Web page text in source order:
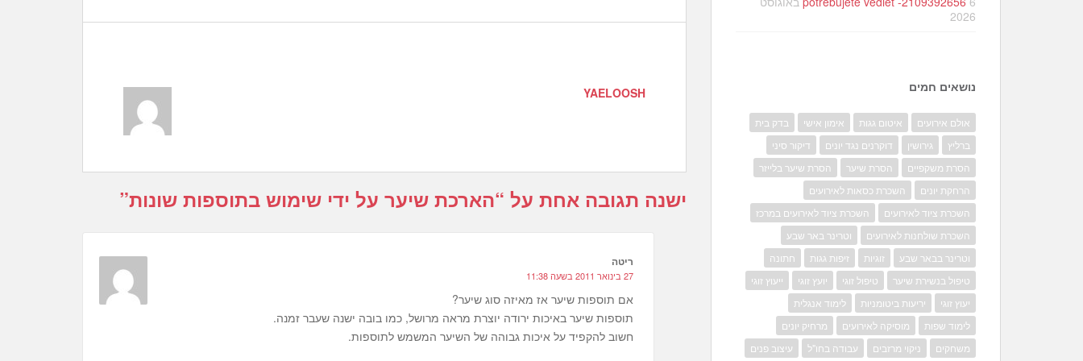
YAELOOSH
ישנה תגובה אחת על “הארכת שיער על ידי שימוש בתוספות שונות”
ריטה
27 בינואר 2011 בשעה 11:38
אם תוספות שיער אז מאיזה סוג שיער?
תוספות שיער באיכות ירודה יוצרת מראה מרושל, כמו בובה ישנה שעבר זמנה.
חשוב להקפיד על איכות גבוהה של השיער המשמש לתוספות.
2026
נושאים חמים
אולם אירועים איטום גגות אימון אישי
בדק בית
ברליץ
גירושין דוקרנים נגד יונים
דיקור סיני
הסרת משקפיים
הסרת שיער
הסרת שיער בלייזר
הרחקת יונים
השכרת כסאות לאירועים
השכרת ציוד לאירועים
השכרת ציוד לאירועים במרכז
השכרת שולחנות לאירועים
וטרינר באר שבע
וטרינר בבאר שבע
זוגיות זיפות גגות
חתונה
טיפול בנשירת שיער
טיפול זוגי יועץ זוגי
ייעוץ זוגי
יעוץ זוגי
יריעות ביטומניות
לימוד אנגלית
לימוד שפות
מוסיקה לאירועים
מרחיק יונים
משחקים
ניקוי מרזבים עבודה בחו"ל עיצוב פנים